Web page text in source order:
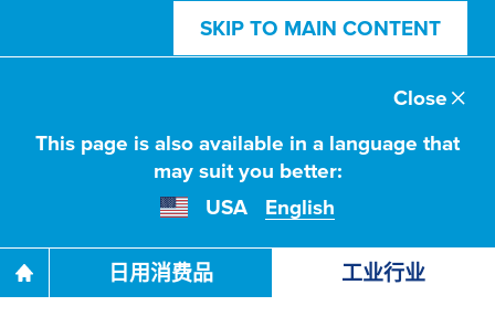
SKIP TO MAIN CONTENT
This page is also available in a language that
may suit you better:
USA
English
Close
日用消费品 工业行业